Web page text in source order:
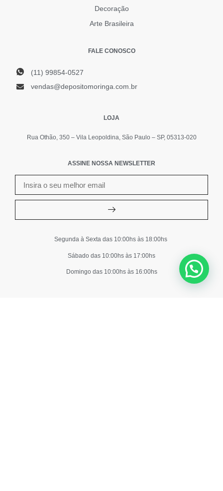
Decoração
Arte Brasileira
FALE CONOSCO
(11) 99854-0527
vendas@depositomoringa.com.br
LOJA
Rua Othão, 350 – Vila Leopoldina, São Paulo – SP, 05313-020
ASSINE NOSSA NEWSLETTER
Segunda à Sexta das 10:00hs às 18:00hs
Sábado das 10:00hs às 17:00hs
Domingo das 10:00hs às 16:00hs